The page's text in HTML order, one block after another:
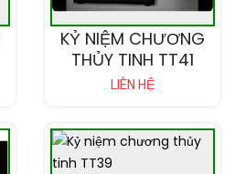
KỶ NIỆM CHƯƠNG
THỦY TINH TT41
LIÊN HỆ